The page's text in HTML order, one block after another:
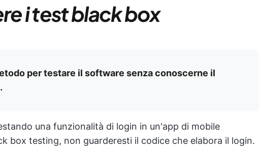
i test black box
per testare il software senza conoscerne il
una funzionalità di login in un'app di mobile
box testing, non guarderesti il codice che elabora il login.